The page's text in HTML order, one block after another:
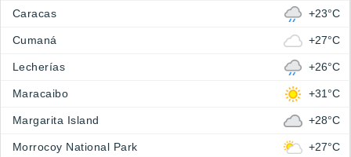
Caracas +23°C
Cumaná +27°C
Lecherías +26°C
Maracaibo +31°C
Margarita Island +28°C
Morrocoy National Park +27°C